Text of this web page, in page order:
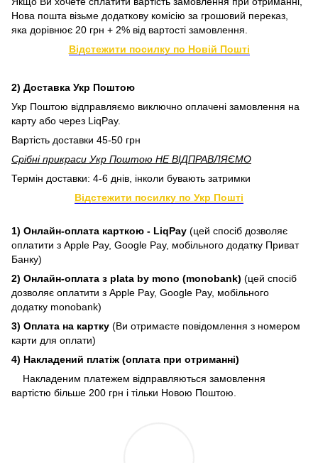
Нова пошта візьме додаткову комісію за грошовий переказ,
яка дорівнює 20 грн + 2% від вартості замовлення.
Відстежити посилку по Новій Пошті
2) Доставка Укр Поштою
Укр Поштою відправляємо виключно оплачені замовлення на
карту або через LiqPay.
Вартість доставки 45-50 грн
Срібні прикраси Укр Поштою НЕ ВІДПРАВЛЯЄМО
Термін доставки: 4-6 днів, інколи бувають затримки
Відстежити посилку по Укр Пошті
1) Онлайн-оплата карткою - LiqPay (цей спосіб дозволяє
оплатити з Apple Pay, Google Pay, мобільного додатку Приват
Банку)
2) Онлайн-оплата з plata by mono (monobank) (цей спосіб
дозволяє оплатити з Apple Pay, Google Pay, мобільного
додатку monobank)
3) Оплата на картку (Ви отримаєте повідомлення з номером
карти для оплати)
4) Накладений платіж (оплата при отриманні)
Накладеним платежем відправляються замовлення
вартістю більше 200 грн і тільки Новою Поштою.